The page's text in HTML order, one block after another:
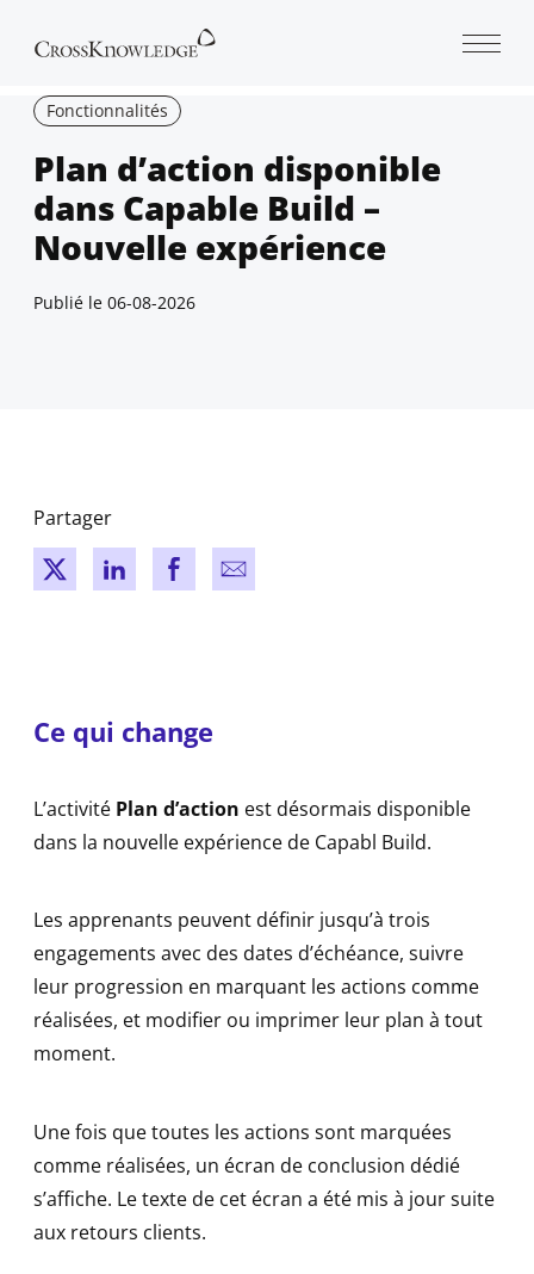
Fonctionnalités
Plan d’action disponible
dans Capable Build –
Nouvelle expérience
Publié le 06-08-2026
Partager
New windowNew window
New windowNew window
Ce qui change
L’activité Plan d’action est désormais disponible
dans la nouvelle expérience de Capabl Build.
Les apprenants peuvent définir jusqu’à trois
engagements avec des dates d’échéance, suivre
leur progression en marquant les actions comme
réalisées, et modifier ou imprimer leur plan à tout
moment.
Une fois que toutes les actions sont marquées
comme réalisées, un écran de conclusion dédié
s’affiche. Le texte de cet écran a été mis à jour suite
aux retours clients.